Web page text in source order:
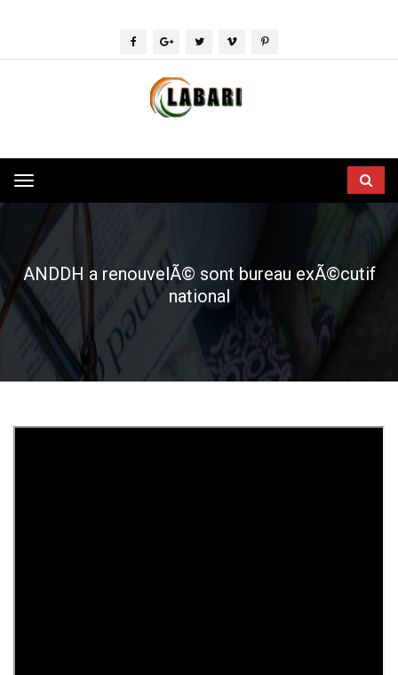
Toggle
navigation
ANDDH a renouvelÃ© sont bureau exÃ©cutif
national